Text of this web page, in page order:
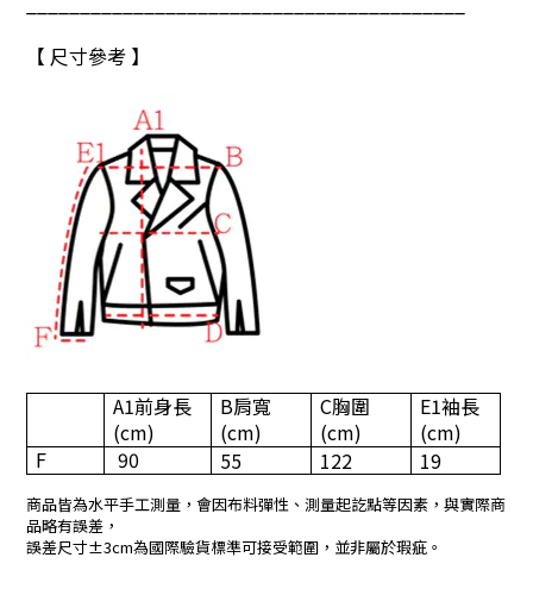
【 尺寸參考 】
A1前身長
(cm)
B肩寬
(cm)
C胸圍
(cm)
E1袖長
(cm)
F
90 55 122 19
商品皆為水平手工測量，會因布料彈性、測量起訖點等因素，與實際商
品略有誤差，
誤差尺寸±3cm為國際驗貨標準可接受範圍，並非屬於瑕疵。